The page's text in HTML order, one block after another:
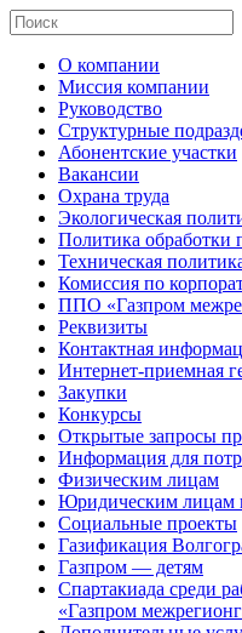
О компании
Миссия компании
Руководство
Структурные
Абонентские участки
Вакансии
Охрана труда
Экологическая
Политика обработки
Техническая
Комиссия по
ППО «Газпром
Реквизиты
Контактная
Интернет-приемная
Закупки
Конкурсы
Открытые запросы
Информация для
Физическим лицам
Юридическим
Социальные проекты
Газификация
Газпром — детям
Спартакиада среди
«Газпром